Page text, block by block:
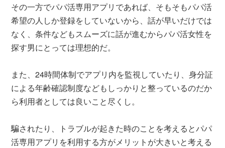
その一方でパパ活専用アプリであれば、そもそもパパ活
希望の人しか登録をしていないから、話が早いだけでは
なく、条件などもスムーズに話が進むからパパ活女性を
探す男にとっては理想的だ。
また、24時間体制でアプリ内を監視していたり、身分証
による年齢確認制度などもしっかりと整っているのだか
ら利用者としては良いこと尽くし。
騙されたり、トラブルが起きた時のことを考えるとパパ
活専用アプリを利用する方がメリットが大きいと考える